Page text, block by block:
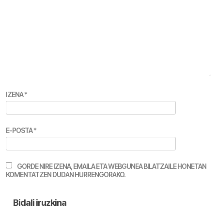
IZENA*
E-POSTA*
GORDE NIRE IZENA, EMAILA ETA WEBGUNEA BILATZAILE HONETAN
KOMENTATZEN DUDAN HURRENGORAKO.